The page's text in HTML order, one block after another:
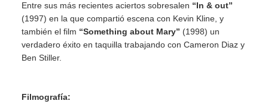
Entre sus más recientes aciertos sobresalen “In & out”
(1997) en la que compartió escena con Kevin Kline, y
también el film “Something about Mary” (1998) un
verdadero éxito en taquilla trabajando con Cameron Diaz y
Ben Stiller.
Filmografía: